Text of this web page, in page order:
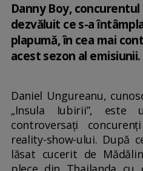
Danny Boy, concurentul
dezvăluit ce s-a
plapumă, în cea mai
acest sezon al emisiunii.
Daniel Ungureanu,
„Insula Iubirii”,
controversați
reality-show-ului. După
lăsat cucerit de